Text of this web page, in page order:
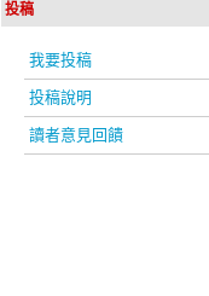
投稿
我要投稿
投稿說明
讀者意見回饋